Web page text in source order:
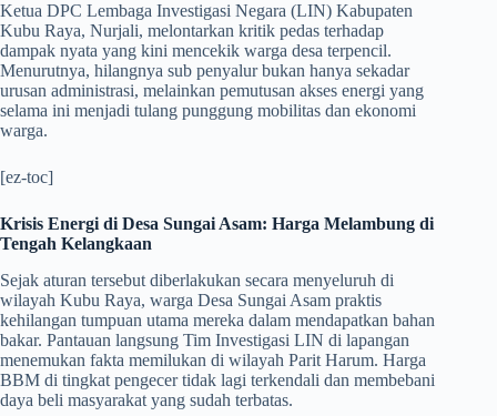
​Ketua DPC Lembaga Investigasi Negara (LIN) Kabupaten
Kubu Raya, Nurjali, melontarkan kritik pedas terhadap
dampak nyata yang kini mencekik warga desa terpencil.
Menurutnya, hilangnya sub penyalur bukan hanya sekadar
urusan administrasi, melainkan pemutusan akses energi yang
selama ini menjadi tulang punggung mobilitas dan ekonomi
warga.
[ez-toc]
Krisis Energi di Desa Sungai Asam: Harga Melambung di
Tengah Kelangkaan
​Sejak aturan tersebut diberlakukan secara menyeluruh di
wilayah Kubu Raya, warga Desa Sungai Asam praktis
kehilangan tumpuan utama mereka dalam mendapatkan bahan
bakar. Pantauan langsung Tim Investigasi LIN di lapangan
menemukan fakta memilukan di wilayah Parit Harum. Harga
BBM di tingkat pengecer tidak lagi terkendali dan membebani
daya beli masyarakat yang sudah terbatas.